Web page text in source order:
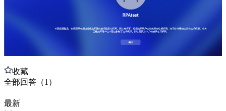
收藏
全部回答 （1 ）
最新